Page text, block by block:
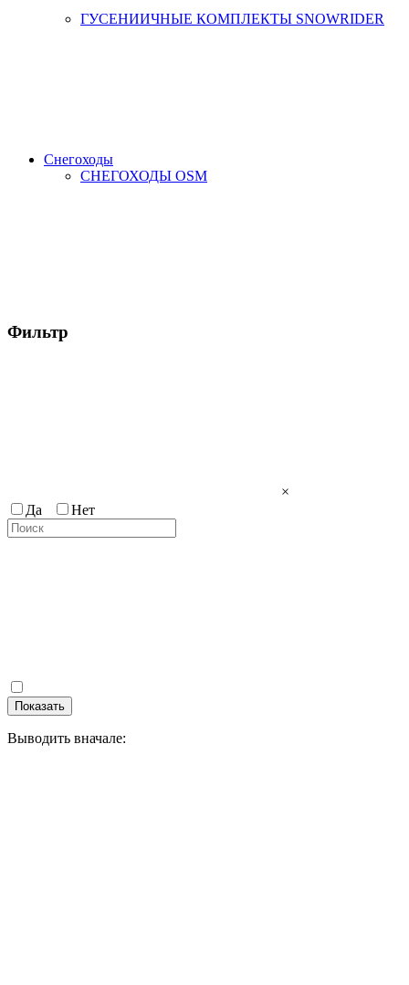
ГУСЕНИИЧНЫЕ КОМПЛЕКТЫ SNOWRIDER
Снегоходы
СНЕГОХОДЫ OSM
Фильтр
×
Да
Нет
Показать
Выводить вначале: